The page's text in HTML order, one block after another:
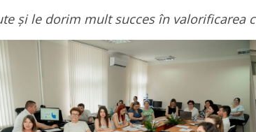
și le dorim mult succes în valorificarea